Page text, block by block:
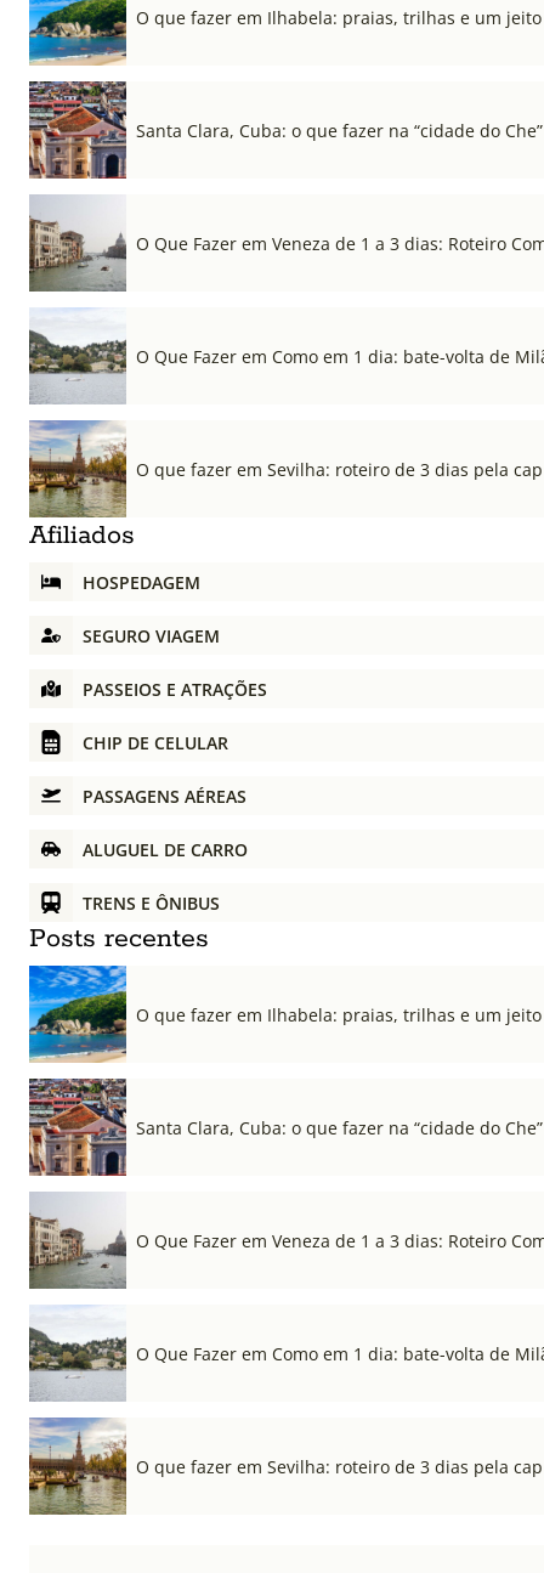
O que fazer em Ilhabela: praias, trilhas e um
Santa Clara, Cuba: o que fazer na “cidade do Che”
O Que Fazer em Veneza de 1 a 3 dias: Roteiro
O Que Fazer em Como em 1 dia: bate-volta de
O que fazer em Sevilha: roteiro de 3 dias pela
Afiliados
HOSPEDAGEM
SEGURO VIAGEM
PASSEIOS E ATRAÇÕES
CHIP DE CELULAR
PASSAGENS AÉREAS
ALUGUEL DE CARRO
TRENS E ÔNIBUS
Posts recentes
O que fazer em Ilhabela: praias, trilhas e um
Santa Clara, Cuba: o que fazer na “cidade do Che”
O Que Fazer em Veneza de 1 a 3 dias: Roteiro
O Que Fazer em Como em 1 dia: bate-volta de
O que fazer em Sevilha: roteiro de 3 dias pela